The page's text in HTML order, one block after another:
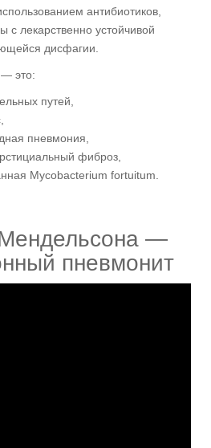
антибиотиков,
с лекарственно устойчивой
дисфагии.
— это:
путей,
пневмония,
фиброз,
Mycobacterium fortuitum.
—
пневмонит